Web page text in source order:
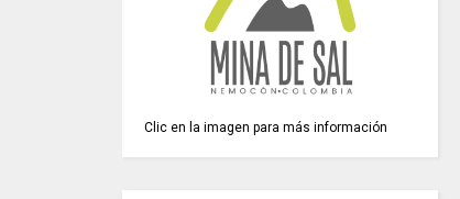
Clic en la imagen para más información